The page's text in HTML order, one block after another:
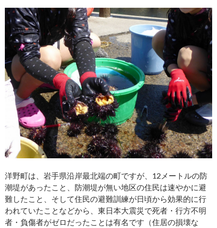
洋野町は、岩手県沿岸最北端の町ですが、12メートルの防
潮堤があったこと、防潮堤が無い地区の住民は速やかに避
難したこと、そして住民の避難訓練が日頃から効果的に行
われていたことなどから、東日本大震災で死者・行方不明
者・負傷者がゼロだったことは有名です（住居の損壊な